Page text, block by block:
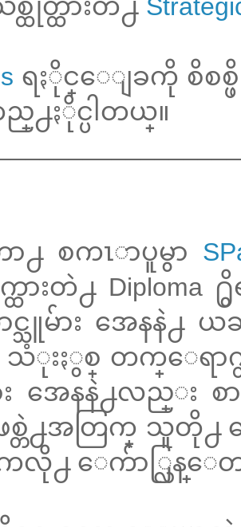
ထုတ္ထားတဲ႕
ရႏိုင္ေျခကို စိစစ္
ည္႕ႏိုင္ပါတယ္။
႕ စကၤာပူမွာ
ားတဲ႕ Diploma
သူမ်ား အေနနဲ႕ ယ
းႏွစ္ တက္ေရာက္ထာ
ား အေနနဲ႕လည္း
ဖစ္တဲ႕အတြက္ သူတို
လို႕ ေက်ာ္လြန္ေ